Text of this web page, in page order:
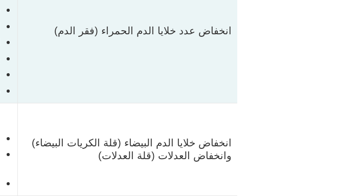
انخفاض عدد خلايا الدم الحمراء (فقر الدم)
انخفاض خلايا الدم البيضاء (قلة الكريات البيضاء)
وانخفاض العدلات (قلة العدلات)